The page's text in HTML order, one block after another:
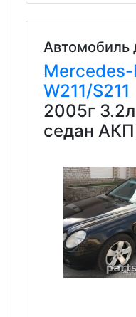
Автомобиль
Mercedes-
W211/S211
2005г
седан